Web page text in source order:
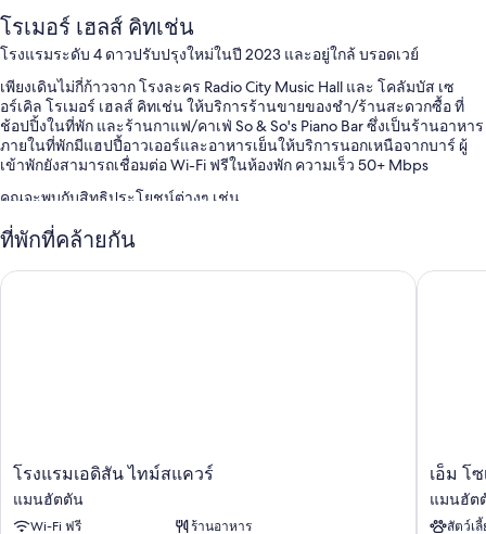
โรเมอร์ เฮลส์ คิทเช่น
โรงแรมระดับ 4 ดาวปรับปรุงใหม่ในปี 2023 และอยู่ใกล้ บรอดเวย์
เพียงเดินไม่กี่ก้าวจาก โรงละคร Radio City Music Hall และ โคลัมบัส เซ
อร์เคิล โรเมอร์ เฮลส์ คิทเช่น ให้บริการร้านขายของชำ/ร้านสะดวกซื้อ ที่
ช้อปปิ้งในที่พัก และร้านกาแฟ/คาเฟ่ So & So's Piano Bar ซึ่งเป็นร้านอาหาร
ภายในที่พักมีแฮปปี้อาวเออร์และอาหารเย็นให้บริการนอกเหนือจากบาร์ ผู้
เข้าพักยังสามารถเชื่อมต่อ Wi-Fi ฟรีในห้องพัก ความเร็ว 50+ Mbps
คุณจะพบกับสิทธิประโยชน์ต่างๆ เช่น
อาหารเช้า (คิดค่าบริการ), ที่จอดรถ (คิดค่าบริการ) และสิทธิ์เข้าใช้
ฟิตเนสบริเวณใกล้เคียง
บริการเช็กเอาต์ด่วน, ร้านขายของที่ระลึก และที่พักปลอดบุหรี่
พื้นที่ทำงานแบบใช้แล็ปท็อป พร้อมด้วยสิ่งอำนวยความสะดวกอย่าง บริการ
Wi-Fi ฟรี และเครื่องปรับอากาศ ผู้เข้าพักต่างรีวิวว่าชื่นชอบห้องพักที่สะอาด
และเงียบสงบของที่พักแห่งนี้
ที่พักที่คล้ายกัน
โรง
เอ
ดิ
โรงแรมเอดิสัน ไทม์สแควร์
แมนฮัตตัน
Wi-Fi ฟรี
ร้านอาหาร
โรงแรมเอดิสัน ไทม์สแควร์
เอ็ม
เชีย
ล
เอ็ม โ
แมนฮัต
สัตว์เ
เอ็ม โซ